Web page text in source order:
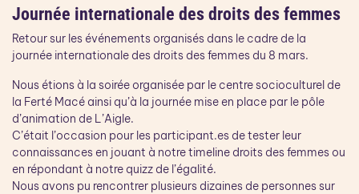
Journée internationale des droits des femmes
Retour sur les événements organisés dans le cadre de la
journée internationale des droits des femmes du 8 mars.
Nous étions à la soirée organisée par le centre socioculturel de
la Ferté Macé ainsi qu’à la journée mise en place par le pôle
d’animation de L’Aigle.
C’était l’occasion pour les participant.es de tester leur
connaissances en jouant à notre timeline droits des femmes ou
en répondant à notre quizz de l’égalité.
Nous avons pu rencontrer plusieurs dizaines de personnes sur